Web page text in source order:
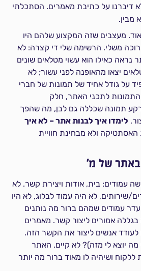
דיברנו על כתיבת מאמרים. הסתכלתי
מבין.
מעצבים שזה המקצוע שלהם היו
משלי. הרשימה שלי די קצרה: לא
כאילו הוא עשוי מטלאים שונים
יצאו מהאופנה לפני עשור; לא
על גודל אחיד של תמונות של חברי
התמונות לתכני האתר, חלק
תמונה שכללה גם לבן, מה שהפך
לימדו איך לבנות אתר – לא איך
ולא מבחינת חוויית
באתר של מ'
עמודים: בית, אודות ויצירת קשר. לא
שירותים, לא היה עמוד לבלוג, לא היו
עמודים שמהם ברור מה נותנים
אמורים ליצור קשר. מאמרים
לעודד אנשים ליצור את הקשר הזה.
מה יוצא לי מזה)? לא קיים. האתר
ושיהיה לו מאוד ברור מה יותר